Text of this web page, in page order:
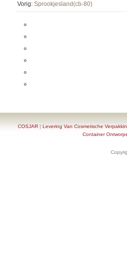
Vorig: Sprookjesland(cb-80)
COSJAR | Levering Van Cosmetische
Container